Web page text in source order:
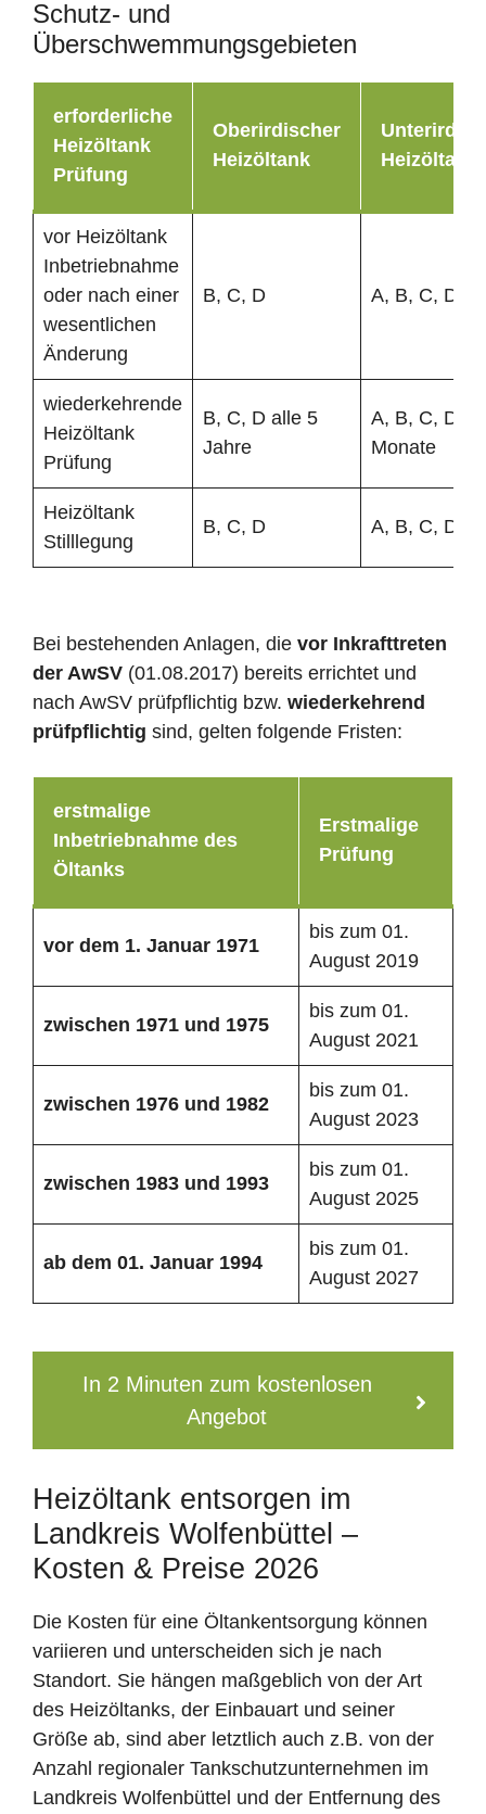
Schutz- und
Überschwemmungsgebieten
erforderliche
Heizöltank
Prüfung
Oberirdischer
Heizöltank
Heizöltank
vor Heizöltank
Inbetriebnahme
oder nach einer
wesentlichen
Änderung
B, C, D A, B, C, D
wiederkehrende
Heizöltank
Prüfung
B, C, D alle 5
Jahre
A, B, C, D
Monate
Heizöltank
Stilllegung
B, C, D A, B, C, D
Bei bestehenden Anlagen, die vor Inkrafttreten
der AwSV (01.08.2017) bereits errichtet und
nach AwSV prüfpflichtig bzw. wiederkehrend
prüfpflichtig sind, gelten folgende Fristen:
erstmalige
Inbetriebnahme des
Öltanks
Erstmalige
Prüfung
vor dem 1. Januar 1971
bis zum 01.
August 2019
zwischen 1971 und 1975
bis zum 01.
August 2021
zwischen 1976 und 1982
bis zum 01.
August 2023
zwischen 1983 und 1993
bis zum 01.
August 2025
ab dem 01. Januar 1994
bis zum 01.
August 2027
In 2 Minuten zum kostenlosen
Angebot
Heizöltank entsorgen im
Landkreis Wolfenbüttel –
Kosten & Preise 2026
Die Kosten für eine Öltankentsorgung können
variieren und unterscheiden sich je nach
Standort. Sie hängen maßgeblich von der Art
des Heizöltanks, der Einbauart und seiner
Größe ab, sind aber letztlich auch z.B. von der
Anzahl regionaler Tankschutzunternehmen im
Landkreis Wolfenbüttel und der Entfernung des